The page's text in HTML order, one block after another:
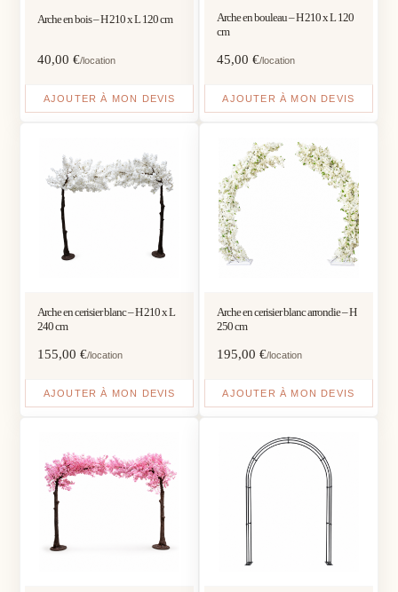
Arche en bois – H 210 x L 120 cm
40,00€/location
AJOUTER À MON DEVIS
Arche en bouleau – H 210 x L 120
cm
45,00 €/location
AJOUTER À MON DEVIS
Arche en cerisier blanc – H 210 x L
240 cm
155,00€/location
AJOUTER À MON DEVIS
Arche en cerisier blanc arrondie – H
250 cm
195,00 €/location
AJOUTER À MON DEVIS